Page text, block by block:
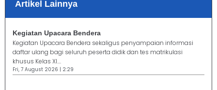
Artikel Lainnya
Kegiatan Upacara Bendera
Kegiatan Upacara Bendera sekaligus penyampaian informasi
daftar ulang bagi seluruh peserta didik dan tes matrikulasi
khusus Kelas XI....
Fri, 7 August 2026 | 2:29